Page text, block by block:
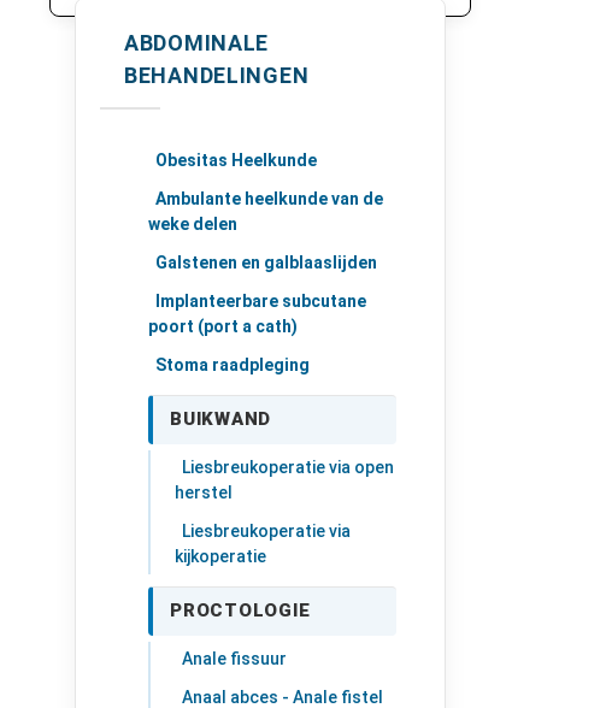
ABDOMINALE
BEHANDELINGEN
Obesitas Heelkunde
Ambulante heelkunde van de
weke delen
Galstenen en galblaaslijden
Implanteerbare subcutane
poort (port a cath)
Stoma raadpleging
BUIKWAND
Liesbreukoperatie via open
herstel
Liesbreukoperatie via
kijkoperatie
PROCTOLOGIE
Anale fissuur
Anaal abces - Anale fistel